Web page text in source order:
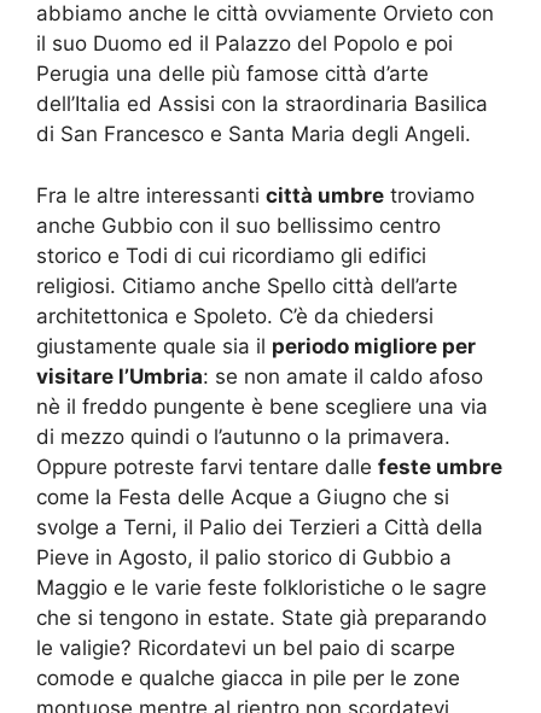
abbiamo anche le città ovviamente Orvieto con
il suo Duomo ed il Palazzo del Popolo e poi
Perugia una delle più famose città d’arte
dell’Italia ed Assisi con la straordinaria Basilica
di San Francesco e Santa Maria degli Angeli.
Fra le altre interessanti città umbre troviamo
anche Gubbio con il suo bellissimo centro
storico e Todi di cui ricordiamo gli edifici
religiosi. Citiamo anche Spello città dell’arte
architettonica e Spoleto. C’è da chiedersi
giustamente quale sia il periodo migliore per
visitare l’Umbria: se non amate il caldo afoso
nè il freddo pungente è bene scegliere una via
di mezzo quindi o l’autunno o la primavera.
Oppure potreste farvi tentare dalle feste umbre
come la Festa delle Acque a Giugno che si
svolge a Terni, il Palio dei Terzieri a Città della
Pieve in Agosto, il palio storico di Gubbio a
Maggio e le varie feste folkloristiche o le sagre
che si tengono in estate. State già preparando
le valigie? Ricordatevi un bel paio di scarpe
comode e qualche giacca in pile per le zone
montuose mentre al rientro non scordatevi